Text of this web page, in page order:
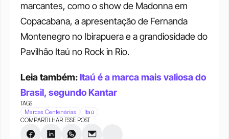
marcantes, como o show de Madonna em
Copacabana, a apresentação de Fernanda
Montenegro no Ibirapuera e a grandiosidade do
Pavilhão Itaú no Rock in Rio.
Leia também: Itaú é a marca mais valiosa do
Brasil, segundo Kantar
TAGS
Marcas Centenárias Itaú
COMPARTILHAR ESSE POST